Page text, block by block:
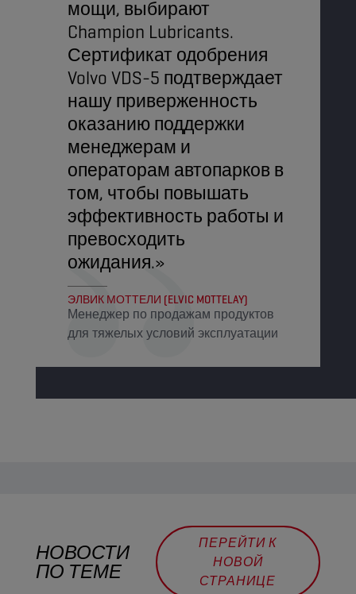
мощи, выбирают
Champion Lubricants.
Сертификат одобрения
Volvo VDS-5 подтверждает
нашу приверженность
оказанию поддержки
менеджерам и
операторам автопарков в
том, чтобы повышать
эффективность работы и
превосходить
ожидания.»
ЭЛВИК МОТТЕЛИ (ELVIC MOTTELAY)
Менеджер по продажам продуктов
для тяжелых условий эксплуатации
НОВОСТИ
ПО ТЕМЕ
ПЕРЕЙТИ К
НОВОЙ
СТРАНИЦЕ